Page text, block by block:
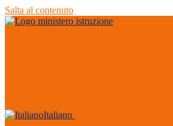
Salta al contenuto
Italiano